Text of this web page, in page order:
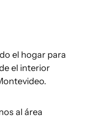
el hogar para
el interior
al área